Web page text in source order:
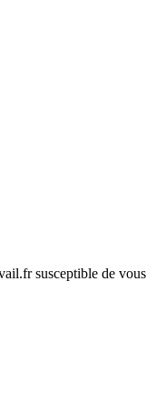
susceptible de vous